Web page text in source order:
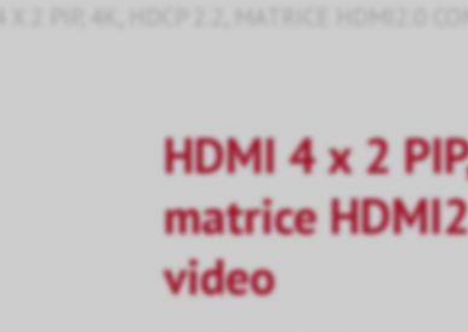
HDMI 4 x 2
matrice
video